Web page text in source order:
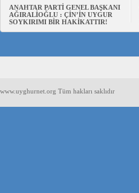
ANAHTAR PARTİ GENEL BAŞKANI
AĞIRALİOĞLU : ÇİN’İN UYGUR
SOYKIRIMI BİR HAKİKATTIR!
www.uyghurnet.org Tüm hakları saklıdır